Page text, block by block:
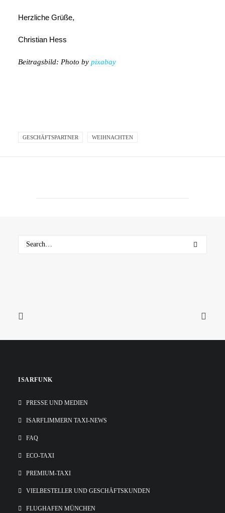
Herzliche Grüße,
Christian Hess
Beitragsbild: Photo by pixabay
GESCHÄFTSPARTNER WEIHNACHTEN
ISARFUNK
PRESSE UND MEDIEN
ISARFLIMMERN TAXI-NEWS
FAQ
ECO-TAXI
PREMIUM-TAXI
VIELBESTELLER UND GESCHÄFTSKUNDEN
FLUGHAFEN MÜNCHEN